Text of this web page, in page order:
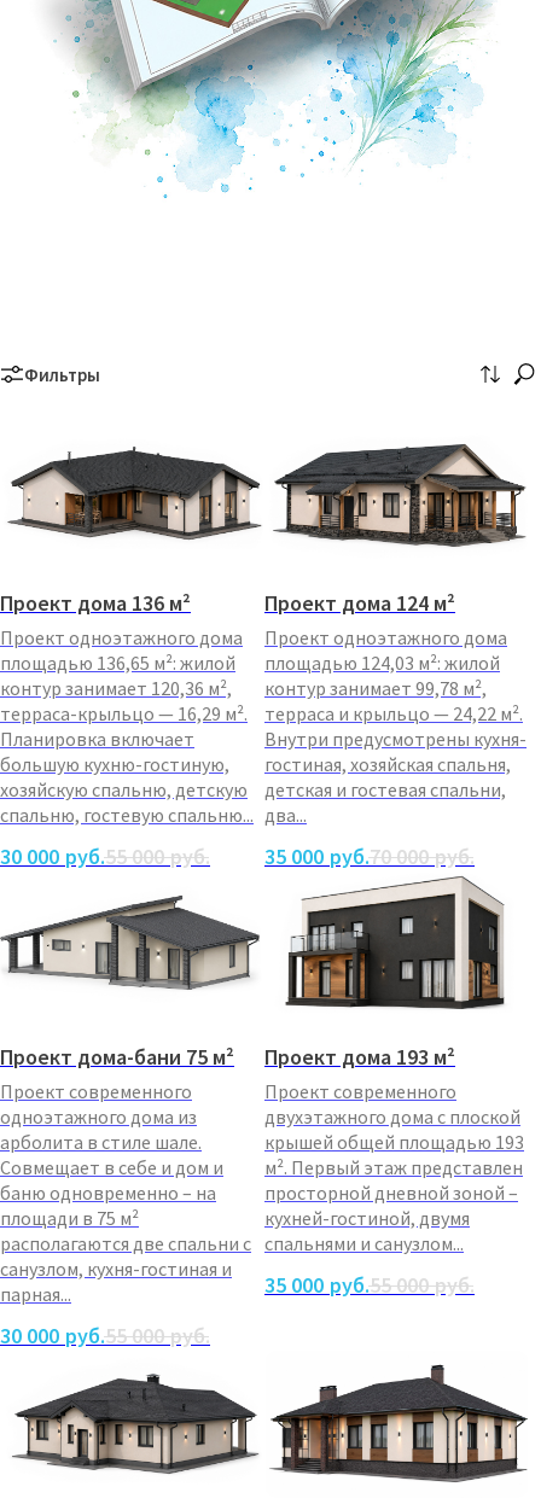
Фильтры
Проект дома 136 м²
Проект одноэтажного дома
площадью 136,65 м²: жилой
контур занимает 120,36 м²,
терраса-крыльцо — 16,29 м².
Планировка включает
большую кухню-гостиную,
хозяйскую спальню, детскую
спальню, гостевую спальню...
30 000 руб.55 000 руб.
Проект дома 124 м²
Проект одноэтажного дома
площадью 124,03 м²: жилой
контур занимает 99,78 м²,
терраса и крыльцо — 24,22 м².
Внутри предусмотрены кухня-
гостиная, хозяйская спальня,
детская и гостевая спальни,
два...
35 000 руб.70 000 руб.
Проект дома-бани 75 м²
Проект современного
одноэтажного дома из
арболита в стиле шале.
Совмещает в себе и дом и
баню одновременно – на
площади в 75 м²
располагаются две спальни с
санузлом, кухня-гостиная и
парная...
30 000 руб.55 000 руб.
Проект дома 193 м²
Проект современного
двухэтажного дома с плоской
крышей общей площадью 193
м². Первый этаж представлен
просторной дневной зоной –
кухней-гостиной, двумя
спальнями и санузлом...
35 000 руб.55 000 руб.